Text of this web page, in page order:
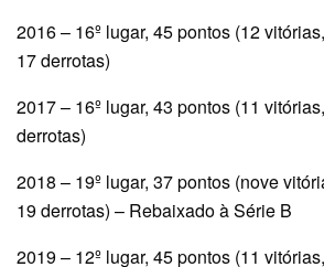
2016 – 16º lugar, 45 pontos (12
17 derrotas)
2017 – 16º lugar, 43 pontos (11
derrotas)
2018 – 19º lugar, 37 pontos (nove
19 derrotas) – Rebaixado à Série B
2019 – 12º lugar, 45 pontos (11